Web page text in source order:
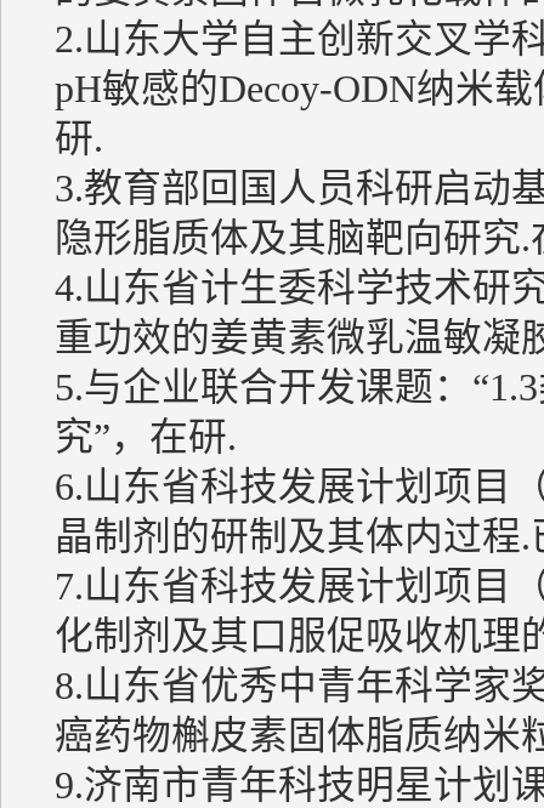
2.山东大学自主创新交叉学
pH敏感的Decoy-ODN纳米
研.
3.教育部回国人员科研启动
隐形脂质体及其脑靶向研究.
4.山东省计生委科学技术研
重功效的姜黄素微乳温敏凝
5.与企业联合开发课题：
究”，在研.
6.山东省科技发展计划项目
晶制剂的研制及其体内过程.
7.山东省科技发展计划项目
化制剂及其口服促吸收机理
8.山东省优秀中青年科学家
癌药物槲皮素固体脂质纳米
9.济南市青年科技明星计划